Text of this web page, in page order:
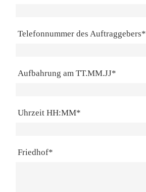
Telefonnummer des Auftraggebers*
Aufbahrung am TT.MM.JJ*
Uhrzeit HH:MM*
Friedhof*